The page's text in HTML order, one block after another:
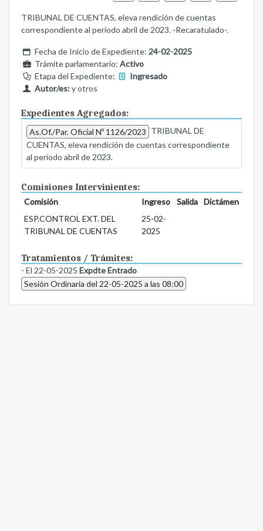
TRIBUNAL DE CUENTAS, eleva rendición de cuentas
correspondiente al período abril de 2023. -Recaratulado-.
Fecha de Inicio de Expediente: 24-02-2025
Trámite parlamentario: Activo
Etapa del Expediente:
Ingresado
Autor/es:y otros
Expedientes Agregados:
As.Of./Par. Oficial Nº 1126/2023 TRIBUNAL DE
CUENTAS, eleva rendición de cuentas correspondiente
al período abril de 2023.
Comisiones Intervinientes:
Comisión Ingreso Salida
Dictámen
ESP.CONTROL EXT. DEL
TRIBUNAL DE CUENTAS
25-02-
2025
Tratamientos / Trámites:
- El 22-05-2025 Expdte Entrado
Sesión Ordinaria del 22-05-2025 a las 08:00